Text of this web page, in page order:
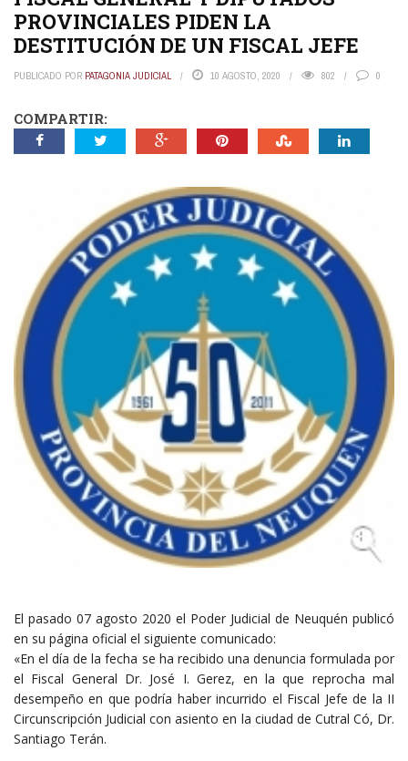
PROVINCIALES PIDEN LA
DESTITUCIÓN DE UN FISCAL JEFE
PUBLICADO POR PATAGONIA JUDICIAL 10 AGOSTO, 2020 802 0
COMPARTIR:
El pasado 07 agosto 2020 el Poder Judicial de Neuquén publicó
en su página oficial el siguiente comunicado:
«En el día de la fecha se ha recibido una denuncia formulada por
el Fiscal General Dr. José I. Gerez, en la que reprocha mal
desempeño en que podría haber incurrido el Fiscal Jefe de la II
Circunscripción Judicial con asiento en la ciudad de Cutral Có, Dr.
Santiago Terán.